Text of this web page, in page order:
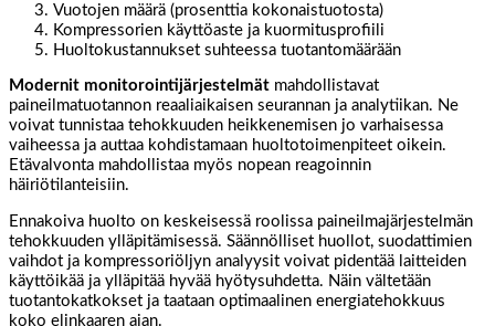
Vuotojen määrä (prosenttia kokonaistuotosta)
Kompressorien käyttöaste ja kuormitusprofiili
Huoltokustannukset suhteessa tuotantomäärään
Modernit monitorointijärjestelmät mahdollistavat
paineilmatuotannon reaaliaikaisen seurannan ja analytiikan. Ne
voivat tunnistaa tehokkuuden heikkenemisen jo varhaisessa
vaiheessa ja auttaa kohdistamaan huoltotoimenpiteet oikein.
Etävalvonta mahdollistaa myös nopean reagoinnin
häiriötilanteisiin.
Ennakoiva huolto on keskeisessä roolissa paineilmajärjestelmän
tehokkuuden ylläpitämisessä. Säännölliset huollot, suodattimien
vaihdot ja kompressoriöljyn analyysit voivat pidentää laitteiden
käyttöikää ja ylläpitää hyvää hyötysuhdetta. Näin vältetään
tuotantokatkokset ja taataan optimaalinen energiatehokkuus
koko elinkaaren ajan.